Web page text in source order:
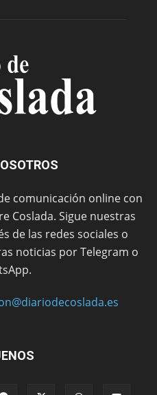
comunicación online con
Coslada. Sigue nuestras
de las redes sociales o
noticias por Telegram o